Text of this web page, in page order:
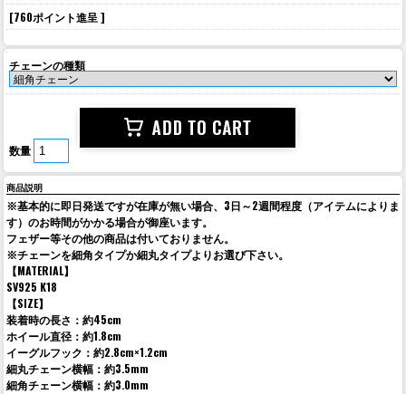
[760ポイント進呈 ]
チェーンの種類
数量
商品説明
※基本的に即日発送ですが在庫が無い場合、3日～2週間程度（アイテムによりま
す）のお時間がかかる場合が御座います。
フェザー等その他の商品は付いておりません。
※チェーンを細角タイプか細丸タイプよりお選び下さい。
【MATERIAL】
SV925 K18
【SIZE】
装着時の長さ：約45cm
ホイール直径：約1.8cm
イーグルフック：約2.8cm×1.2cm
細丸チェーン横幅：約3.5mm
細角チェーン横幅：約3.0mm